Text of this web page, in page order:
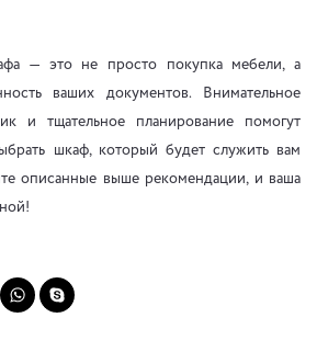
— это не просто покупка мебели, а
ваших документов. Внимательное
и тщательное планирование помогут
шкаф, который будет служить вам
описанные выше рекомендации, и ваша